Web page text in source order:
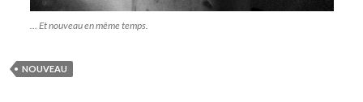
… Et nouveau en même temps.
NOUVEAU